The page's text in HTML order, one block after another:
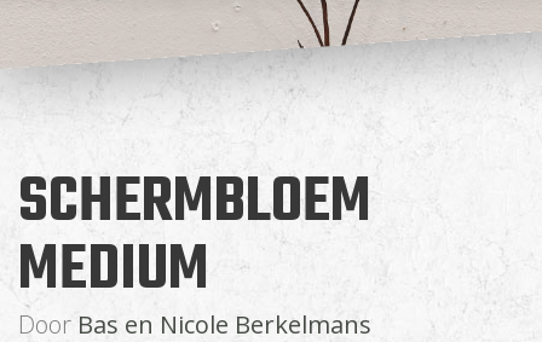
SCHERMBLOEM
MEDIUM
Door Bas en Nicole Berkelmans